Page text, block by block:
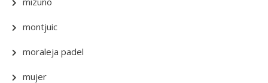
montjuic
moraleja padel
mujer